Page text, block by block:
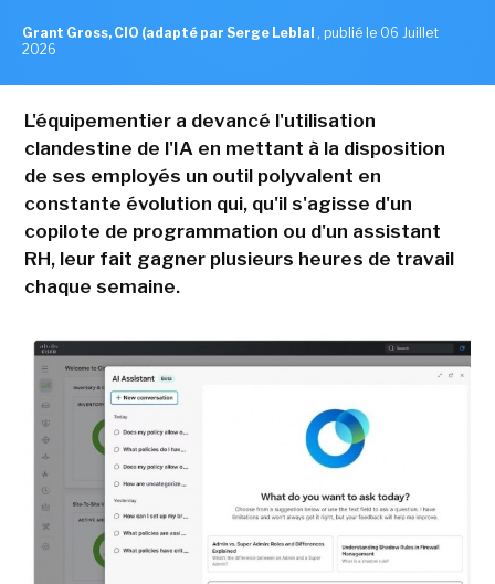
Grant Gross, CIO (adapté par Serge Leblal , publié le 06 Juillet
2026
L'équipementier a devancé l'utilisation
clandestine de l'IA en mettant à la disposition
de ses employés un outil polyvalent en
constante évolution qui, qu'il s'agisse d'un
copilote de programmation ou d'un assistant
RH, leur fait gagner plusieurs heures de travail
chaque semaine.